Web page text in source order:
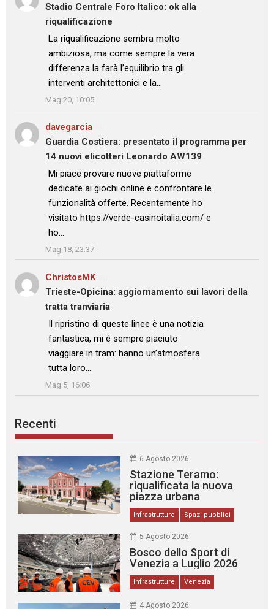
Stadio Centrale Foro Italico: ok alla
riqualificazione
: “La riqualificazione sembra molto
ambiziosa, ma come sempre la vera
differenza la farà l’equilibrio tra gli
interventi architettonici e la…
”
Mag 20, 10:05
davegarcia
Guardia Costiera: presentato il programma per
14 nuovi elicotteri Leonardo AW139
: “Mi piace provare nuove piattaforme
dedicate ai giochi online e confrontare le
funzionalità offerte. Recentemente ho
visitato https://verde-casinoitalia.com/ e
ho…
”
Mag 18, 23:37
ChristosMKsu
Trieste-Opicina: aggiornamento sui lavori della
tratta tranviaria
: “
Il ripristino di queste linee è una notizia
fantastica, mi è sempre piaciuto
viaggiare in tram: hanno un’atmosfera
tutta loro.…
”
Mag 5, 16:06
Recenti
6 Agosto 2026
Stazione Teramo:
riqualificata la nuova
piazza urbana
Infrastrutture Spazi pubblici
5 Agosto 2026
Bosco dello Sport di
Venezia a Luglio 2026
Infrastrutture Venezia
4 Agosto 2026